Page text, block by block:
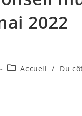
2022
PostAccueil / Du